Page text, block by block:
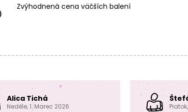
minerálu Citrín
2mm brúsené
Zvýhodnená cena väčších balení
Alica Tichá
Neděle, 1. Marec 2026